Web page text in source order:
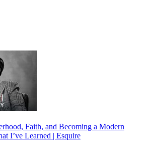
Faith, and Becoming a Modern
I’ve Learned | Esquire